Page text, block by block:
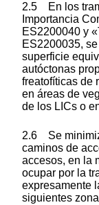
2.5 En los
Importancia
ES2200040 y
ES2200035,
superficie
autóctonas
freatofíticas de
en áreas de
de los LICs o
2.6 Se
caminos de
accesos, en la
ocupar por la
expresamente
siguientes